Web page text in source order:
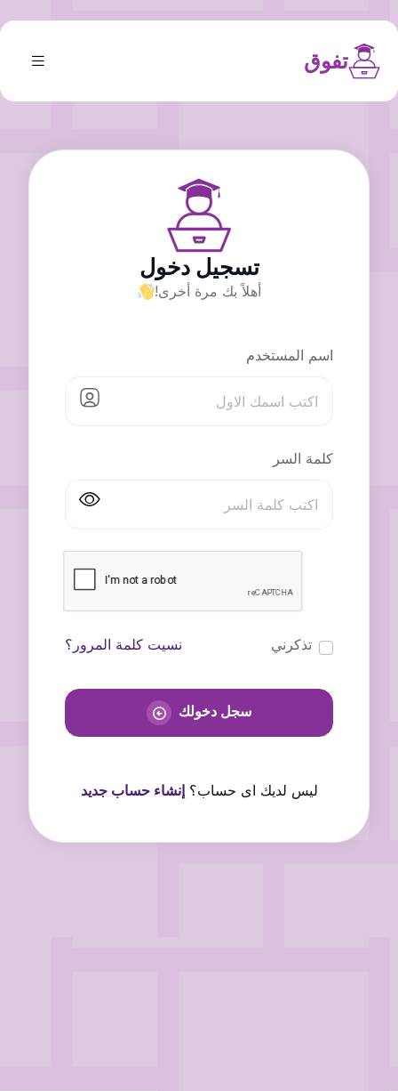
تفوق
تسجيل دخول
أهلاً بك مرة أخرى!
اسم المستخدم
كلمة السر
تذكرني نسيت كلمة المرور؟
سجل دخولك
ليس لديك اى حساب؟إنشاء حساب جديد